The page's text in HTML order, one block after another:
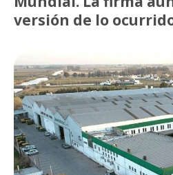
versión de lo